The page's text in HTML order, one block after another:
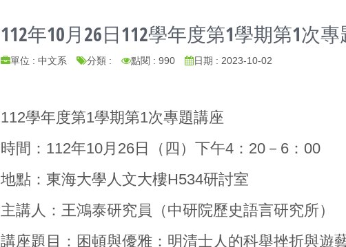
112年10月26日112學年度第1學期第1次
單位 : 中文系 分類 : 點閱 : 990 日期 : 2023-10-02
112學年度第1學期第1次專題講座
時間：112年10月26日（四）下午4：20－6：00
地點：東海大學人文大樓H534研討室
主講人：王鴻泰研究員（中研院歷史語言研究所）
講座題目：困頓與優雅：明清士人的科舉挫折與遊